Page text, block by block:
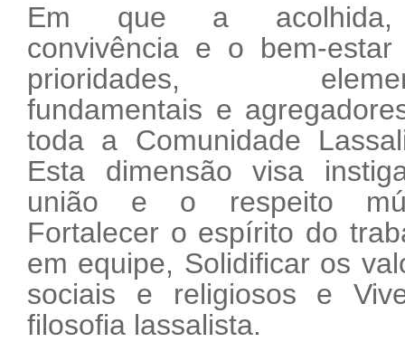
Em que a
convivência e o bem-estar
prioridades,
fundamentais e
toda a Comunidade
Esta dimensão visa
união e o respeito
Fortalecer o espírito do
em equipe, Solidificar os
sociais e religiosos e
filosofia lassalista.